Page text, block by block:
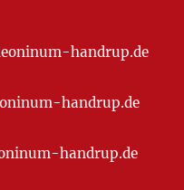
handrup.de
handrup.de
handrup.de